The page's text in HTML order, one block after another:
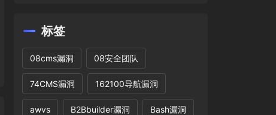
标签
08cms漏洞 08安全团队
74CMS漏洞 162100导航漏洞
awvs B2Bbuilder漏洞 Bash漏洞